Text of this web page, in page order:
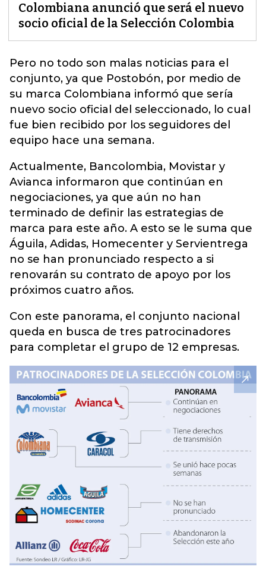
Colombiana anunció que será el nuevo
socio oficial de la Selección Colombia
Pero no todo son malas noticias para el
conjunto, ya que Postobón, por medio de
su marca Colombiana informó que sería
nuevo socio oficial del seleccionado, lo cual
fue bien recibido por los seguidores del
equipo hace una semana.
Actualmente, Bancolombia, Movistar y
Avianca informaron que continúan en
negociaciones, ya que aún no han
terminado de definir las estrategias de
marca para este año. A esto se le suma que
Águila, Adidas, Homecenter y Servientrega
no se han pronunciado respecto a si
renovarán su contrato de apoyo por los
próximos cuatro años.
Con este panorama, el conjunto nacional
queda en busca de tres patrocinadores
para completar el grupo de 12 empresas.